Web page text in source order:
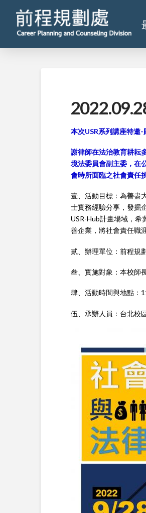
本次USR系列講座特邀-
謝律師在法治教育耕耘
境法委員會副主委，在
會時所面臨之社會責任
壹、活動目標：為善盡
士實務經驗分享，發掘
USR-Hub計畫場域，希
善企業，將社會責任職
貳、辦理單位：前程規
叁、實施對象：本校師
肆、活動時間與地點：
伍、承辦人員：台北校